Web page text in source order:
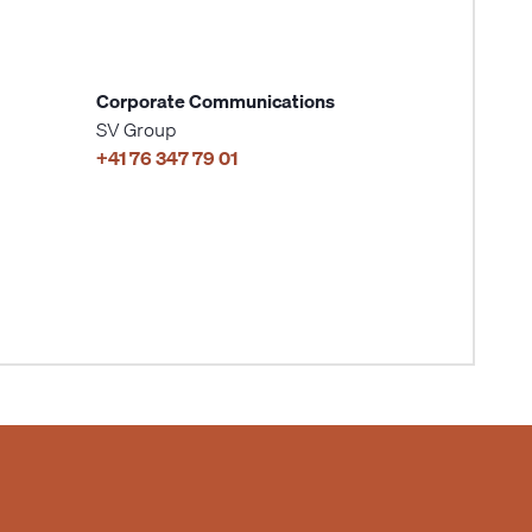
Corporate Communications
SV Group
+41 76 347 79 01